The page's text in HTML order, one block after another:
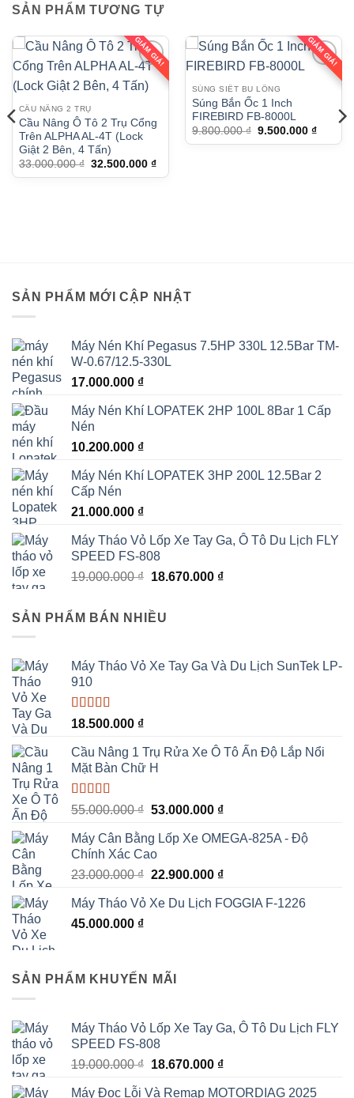
SẢN PHẨM TƯƠNG TỰ
GIẢM GIÁ!
CẦU NÂNG 2 TRỤ
Cầu Nâng Ô Tô 2 Trụ Cổng
Trên ALPHA AL-4T (Lock
Giật 2 Bên, 4 Tấn)
33.000.000₫ Giá
32.500.000 ₫Giá
hiện
GIẢM GIÁ!
SÚNG SIẾT BU LÔNG
Súng Bắn Ốc 1 Inch
FIREBIRD FB-8000L
9.800.000₫ Giá
9.500.000 ₫Giá
SẢN PHẨM MỚI CẬP NHẬT
Máy Nén Khí Pegasus 7.5HP 330L 12.5Bar TM-
W-0.67/12.5-330L
17.000.000 ₫
Máy Nén Khí LOPATEK 2HP 100L 8Bar 1 Cấp
Nén
10.200.000 ₫
Máy Nén Khí LOPATEK 3HP 200L 12.5Bar 2
Cấp Nén
21.000.000 ₫
Máy Tháo Vỏ Lốp Xe Tay Ga, Ô Tô Du Lịch FLY
SPEED FS-808
19.000.000₫ Giá
là:
19.000.000 ₫.
18.670.000 ₫Giá
SẢN PHẨM BÁN NHIỀU
Máy Tháo Vỏ Xe Tay Ga Và Du Lịch SunTek LP-
910
Được xếp
sao
18.500.000 ₫
Cầu Nâng 1 Trụ Rửa Xe Ô Tô Ấn Độ Lắp Nổi
Mặt Bàn Chữ H
Được xếp
sao
55.000.000₫ Giá
là:
55.000.000 ₫.
53.000.000 ₫Giá
tại
53.000.000 ₫.
Máy Cân Bằng Lốp Xe OMEGA-825A - Độ
Chính Xác Cao
23.000.000₫ Giá
là:
22.900.000 ₫Giá
tại
Máy Tháo Vỏ Xe Du Lịch FOGGIA F-1226
45.000.000 ₫
SẢN PHẨM KHUYẾN MÃI
Máy Tháo Vỏ Lốp Xe Tay Ga, Ô Tô Du Lịch FLY
SPEED FS-808
19.000.000₫ Giá
18.670.000 ₫Giá
Máy Đọc Lỗi Và Remap MOTORDIAG 2025